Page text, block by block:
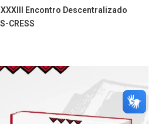
Encontro Descentralizado
CRESS